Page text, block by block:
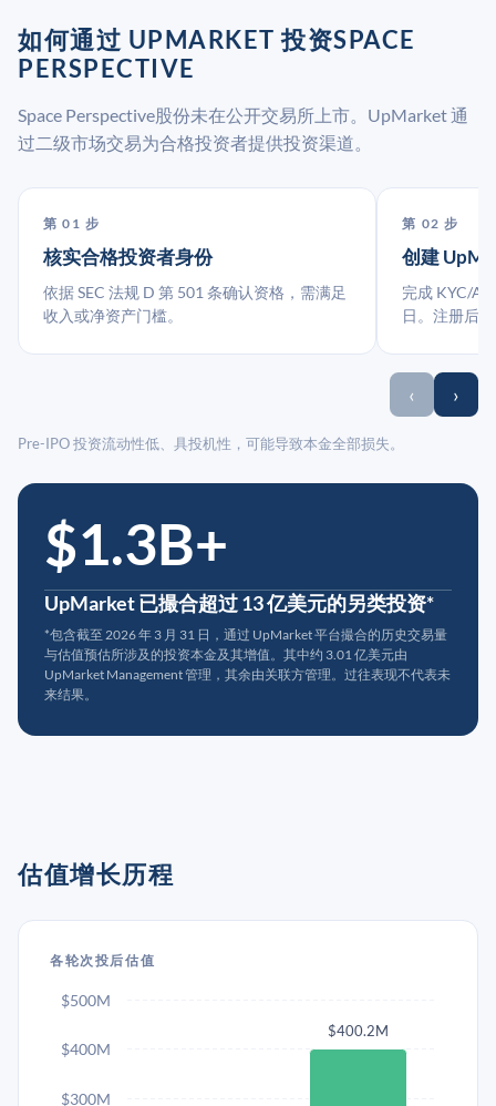
如何通过 UPMARKET 投资SPACE
PERSPECTIVE
Space Perspective股份未在公开交易所上市。UpMarket 通
过二级市场交易为合格投资者提供投资渠道。
第 01 步
核实合格投资者身份
依据 SEC 法规 D 第 501 条确认资格，需满足
收入或净资产门槛。
第 02 步
创建
完成 KYC/
日。注册后
‹ ›
Pre-IPO 投资流动性低、具投机性，可能导致本金全部损失。
$1.3B+
UpMarket 已撮合超过 13 亿美元的另类投资*
*包含截至 2026 年 3 月 31 日，通过 UpMarket 平台撮合的历史交易量
与估值预估所涉及的投资本金及其增值。其中约 3.01 亿美元由
UpMarket Management 管理，其余由关联方管理。过往表现不代表未
来结果。
估值增长历程
各轮次投后估值
$400.2M
$300M
$400M
$500M